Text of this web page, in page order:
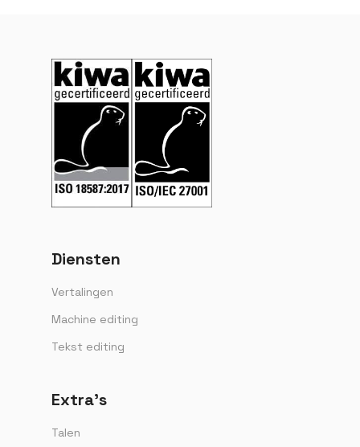
Diensten
Vertalingen
Machine editing
Tekst editing
Extra’s
Talen